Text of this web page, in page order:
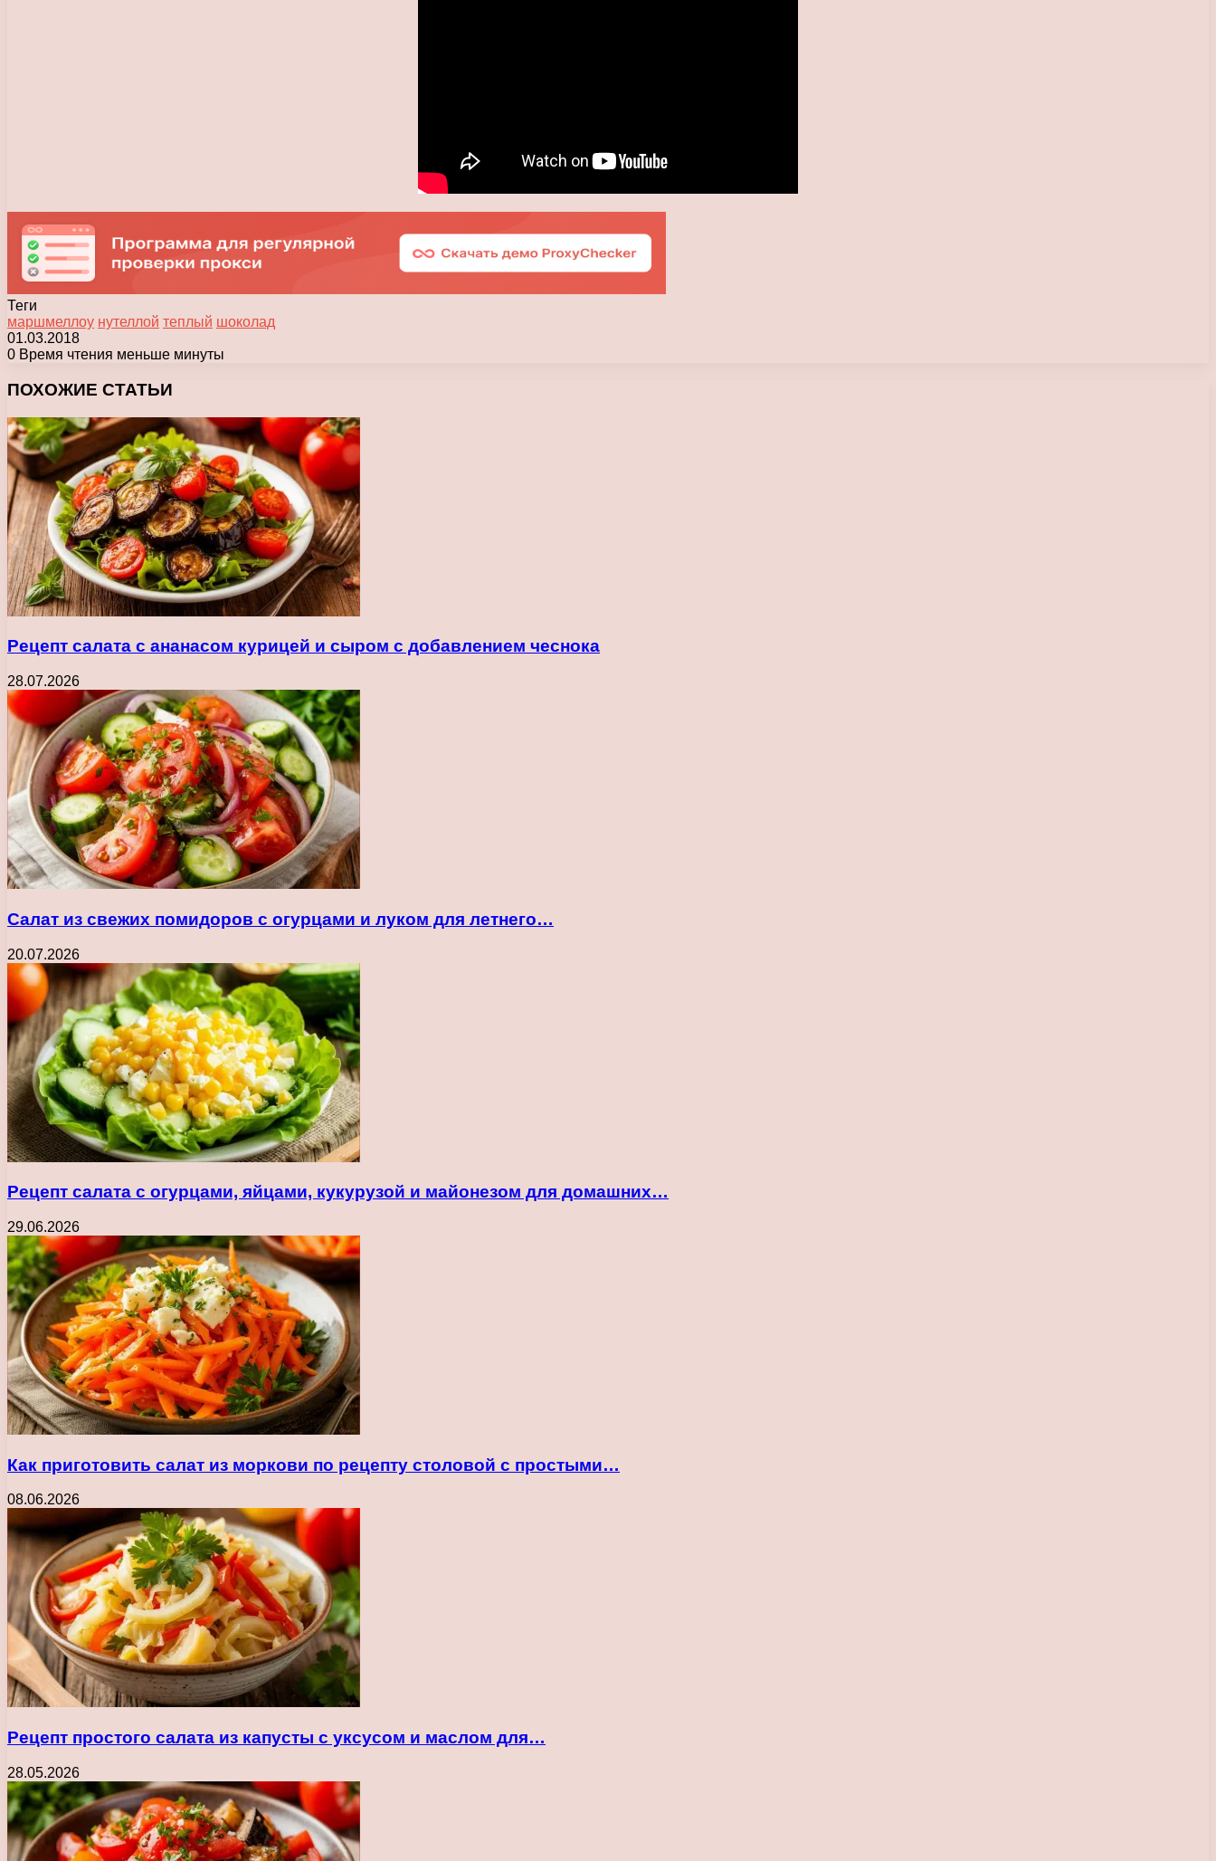
Теги
маршмеллоу нутеллой теплый шоколад
01.03.2018
0 Время чтения меньше минуты
ПОХОЖИЕ СТАТЬИ
Рецепт салата с ананасом курицей и сыром с добавлением чеснока
28.07.2026
Салат из свежих помидоров с огурцами и луком для летнего…
20.07.2026
Рецепт салата с огурцами, яйцами, кукурузой и майонезом для домашних…
29.06.2026
Как приготовить салат из моркови по рецепту столовой с простыми…
08.06.2026
Рецепт простого салата из капусты с уксусом и маслом для…
28.05.2026